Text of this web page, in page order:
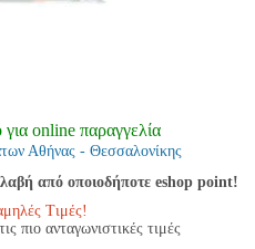
online παραγγελία
Αθήνας - Θεσσαλονίκης
από οποιοδήποτε eshop point!
Τιμές!
πιο ανταγωνιστικές τιμές